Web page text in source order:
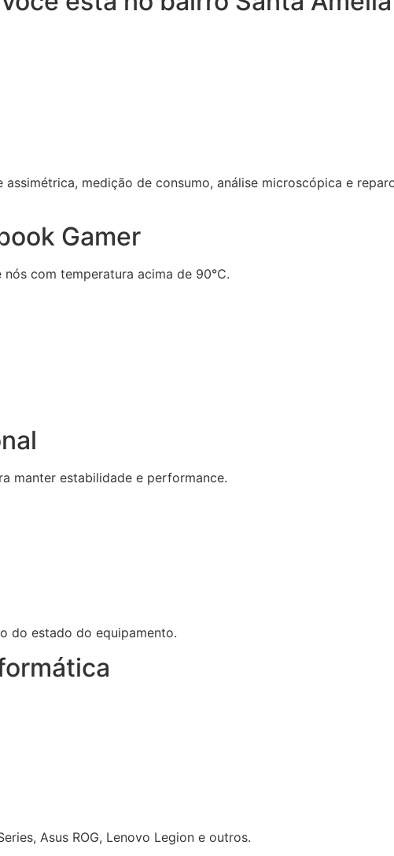
medição de consumo, análise microscópica e
Gamer
nós com temperatura acima de 90°C.
manter estabilidade e performance.
do estado do equipamento.
Asus ROG, Lenovo Legion e outros.